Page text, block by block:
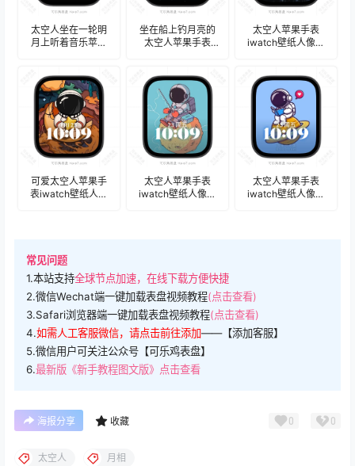
太空人坐在一轮明
月上听着音乐苹果
坐在船上钓月亮的
太空人苹果手表
太空人苹果手表
iwatch壁纸人像表
可爱太空人苹果手
表iwatch壁纸人像
太空人苹果手表
iwatch壁纸人像表
太空人苹果手表
iwatch壁纸人像表
常见问题
1.本站支持全球节点加速，在线下载方便快捷
2.微信Wechat端一键加载表盘视频教程(点击查看)
3.Safari浏览器端一键加载表盘视频教程(点击查看)
4.如需人工客服微信，请点击前往添加——【添加客服】
5.微信用户可关注公众号【可乐鸡表盘】
6.最新版《新手教程图文版》点击查看
海报分享 收藏 0 0
太空人 月相